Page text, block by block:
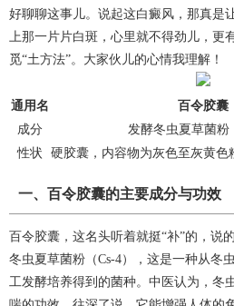
好聊聊这事儿。说起这白癜风，那真是
上那一片片白斑，心里就不得劲儿，更
觅“土方法”。大家伙儿的心情我理解！
通用名
百令胶囊
成分
发酵冬虫夏草菌粉
性状
硬胶囊，内容物为灰色至灰黄色
一、百令胶囊的主要成分与功效
百令胶囊，这名头听着就挺“补”的，说
冬虫夏草菌粉（Cs-4），这是一种从冬
工发酵培养得到的菌种。中医认为，冬